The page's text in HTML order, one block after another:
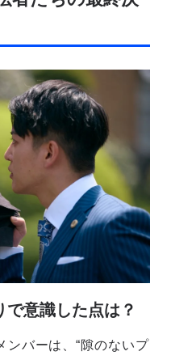
意識した点は？
ンバーは、“隙のないプ